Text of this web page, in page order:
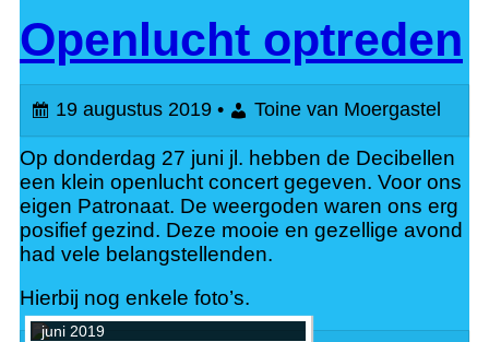
Openlucht optreden
19 augustus 2019 • Toine van Moergastel
Op donderdag 27 juni jl. hebben de Decibellen
een klein openlucht concert gegeven. Voor ons
eigen Patronaat. De weergoden waren ons erg
posifief gezind. Deze mooie en gezellige avond
had vele belangstellenden.
Hierbij nog enkele foto’s.
Openlucht optreden 't Patronaat 27
juni 2019